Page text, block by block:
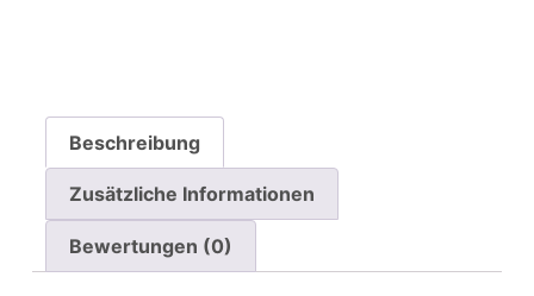
Beschreibung
Zusätzliche Informationen
Bewertungen (0)